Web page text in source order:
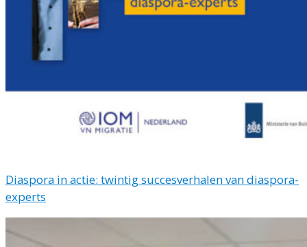
Diaspora in actie: twintig succesverhalen van diaspora-
experts